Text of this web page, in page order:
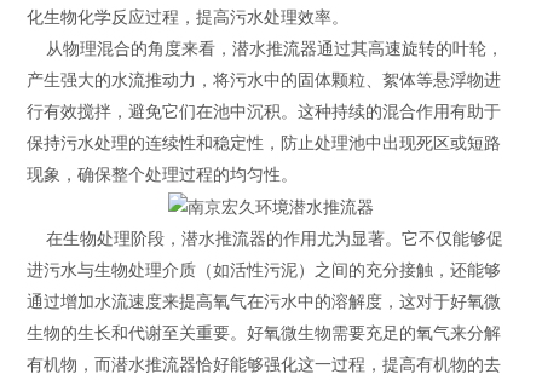
化生物化学反应过程，提高污水处理效率。
从物理混合的角度来看，潜水推流器通过其高速旋转的叶轮，
产生强大的水流推动力，将污水中的固体颗粒、絮体等悬浮物进
行有效搅拌，避免它们在池中沉积。这种持续的混合作用有助于
保持污水处理的连续性和稳定性，防止处理池中出现死区或短路
现象，确保整个处理过程的均匀性。
在生物处理阶段，潜水推流器的作用尤为显著。它不仅能够促
进污水与生物处理介质（如活性污泥）之间的充分接触，还能够
通过增加水流速度来提高氧气在污水中的溶解度，这对于好氧微
生物的生长和代谢至关重要。好氧微生物需要充足的氧气来分解
有机物，而潜水推流器恰好能够强化这一过程，提高有机物的去